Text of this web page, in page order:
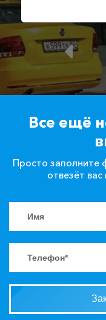
Все ещё
Просто заполните
отвезёт